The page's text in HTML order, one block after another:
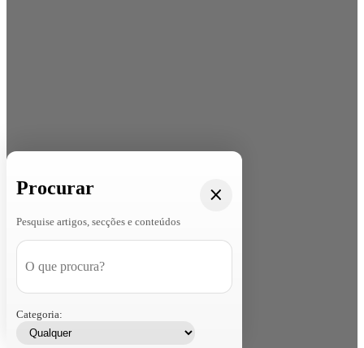
Procurar
Pesquise artigos, secções e conteúdos
Categoria: